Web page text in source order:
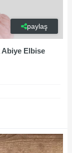
paylaş
Abiye Elbise